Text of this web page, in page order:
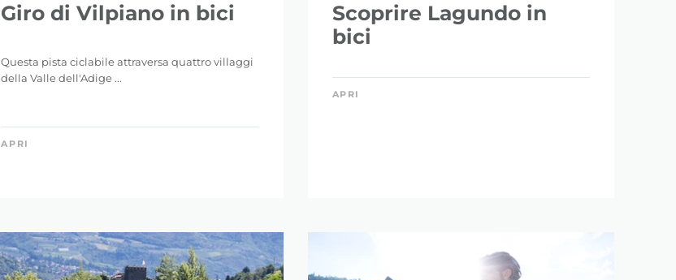
Giro di Vilpiano in bici
Questa pista ciclabile attraversa quattro villaggi
della Valle dell'Adige ...
APRI
Scoprire Lagundo in
bici
APRI